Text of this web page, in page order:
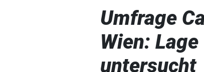
Umfrage
Wien:
untersucht